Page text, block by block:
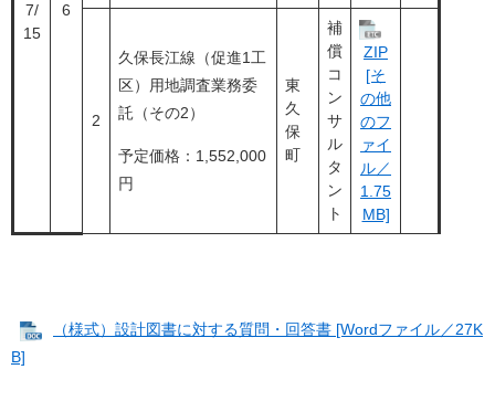
7/
15
6
2
久保長江線（促進1工
区）用地調査業務委
託（その2）
予定価格：1,552,000
円
東
久
保
町
補
償
コ
ン
サ
ル
タ
ン
ト
ZIP
[そ
の他
のフ
ァイ
ル／
1.75
MB]
（様式）設計図書に対する質問・回答書 [Wordファイル／27K
B]